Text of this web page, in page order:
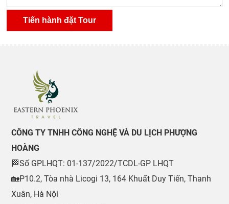
CÔNG TY TNHH CÔNG NGHỆ VÀ DU LỊCH PHƯỢNG
HOÀNG
🏁Số GPLHQT: 01-137/2022/TCDL-GP LHQT
🏡P10.2, Tòa nhà Licogi 13, 164 Khuất Duy Tiến, Thanh
Xuân, Hà Nội